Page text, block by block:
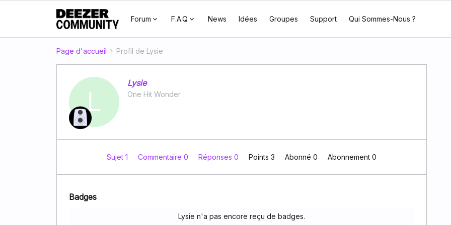
Forum F.A.Q News Idées Groupes Support Qui Sommes-Nous ?
Page d'accueil Profil de Lysie
L
Lysie
One Hit Wonder
Sujet 1 Commentaire 0 Réponses 0 Points 3 Abonné 0 Abonnement 0
Badges
Lysie n'a pas encore reçu de badges.